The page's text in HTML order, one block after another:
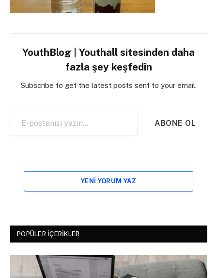
YouthBlog | Youthall sitesinden daha
fazla şey keşfedin
Subscribe to get the latest posts sent to your email.
E-postanızı yazın…
ABONE OL
YENI YORUM YAZ
POPÜLER İÇERIKLER